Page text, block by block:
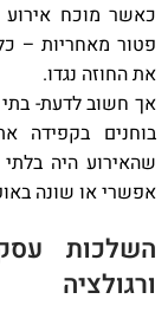
כאשר מוכח אירוע
פטור מאחריות –
את החוזה נגדו.
אך חשוב לדעת-
בוחנים בקפידה
שהאירוע היה
אפשרי או שונה
השלכות
ורגולציה